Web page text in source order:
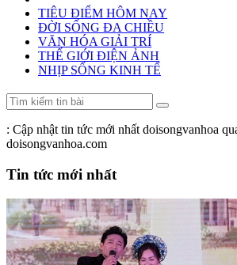
TIÊU ĐIỂM HÔM NAY
ĐỜI SỐNG ĐA CHIỀU
VĂN HÓA GIẢI TRÍ
THẾ GIỚI ĐIỆN ẢNH
NHỊP SỐNG KINH TẾ
: Cập nhật tin tức mới nhất doisongvanhoa
doisongvanhoa.com
Tin tức mới nhất